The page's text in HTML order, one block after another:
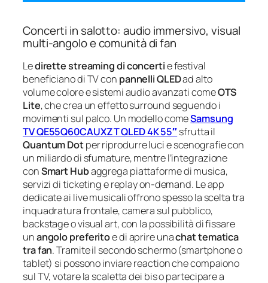
Concerti in salotto: audio immersivo, visual
multi‑angolo e comunità di fan
Ledirette streaming di concertie festival
beneficiano di TV con pannelli QLEDad alto
volume colore e sistemi audio avanzati comeOTS
Lite, che crea un effetto surround seguendo i
movimenti sul palco. Un modello comeSamsung
TV QE55Q60CAUXZT QLED 4K 55″sfrutta il
Quantum Dotper riprodurre luci e scenografie con
un miliardo di sfumature, mentre l’integrazione
conSmart Hubaggrega piattaforme di musica,
servizi di ticketing e replay on‑demand. Le app
dedicate ai live musicali offrono spesso la scelta tra
inquadratura frontale, camera sul pubblico,
backstage o visual art, con la possibilità di fissare
unangolo preferitoe di aprire unachat tematica
tra fan. Tramite il secondo schermo (smartphone o
tablet) si possono inviare reaction che compaiono
sul TV, votare la scaletta dei bis o partecipare a